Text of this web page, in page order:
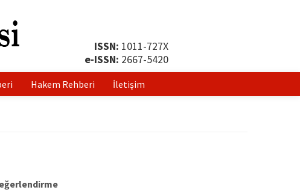
ISSN: 1011-727X
e-ISSN: 2667-5420
Hakem Rehberi İletişim